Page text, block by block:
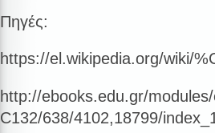
Πηγές:
https://el.wikipedia.org/wiki/
http://ebooks.edu.gr/
C132/638/4102,18799/